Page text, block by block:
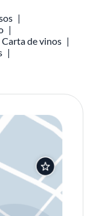
Carta de vinos